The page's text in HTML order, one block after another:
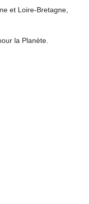
et Loire-Bretagne,
la Planète.